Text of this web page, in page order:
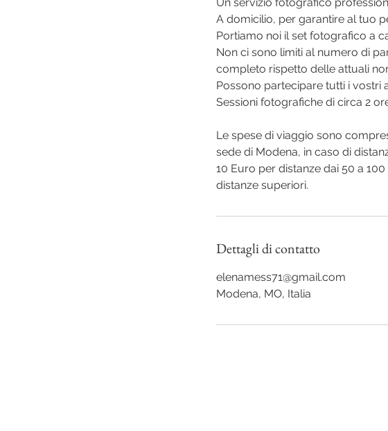
t
i
A domicilio, per garantire al tuo
Portiamo noi il set fotografico a
Non ci sono limiti al numero di
completo rispetto delle attuali
Possono partecipare tutti i vostri
Sessioni fotografiche di circa 2
Le spese di viaggio sono
sede di Modena, in caso di
10 Euro per distanze dai 50 a
Dettagli di contatto
elenamess71@gmail.com
Modena, MO, Italia